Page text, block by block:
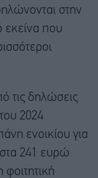
στην
εκείνα που
τις δηλώσεις
2024
ενοικίου για
241 ευρώ